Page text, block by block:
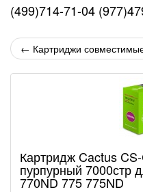
(499)714-71-04
← Картриджи
Картридж Cactus
пурпурный 7000стр
770ND 775 775ND